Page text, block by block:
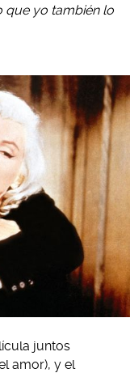
que yo también lo
juntos
amor), y el